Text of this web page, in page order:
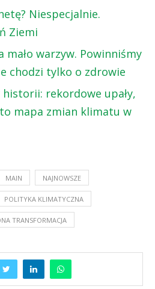
Niespecjalnie.
Ziemi
mało warzyw. Powinniśmy
chodzi tylko o zdrowie
rekordowe upały,
mapa zmian klimatu w
MAIN NAJNOWSZE
POLITYKA KLIMATYCZNA
TRANSFORMACJA